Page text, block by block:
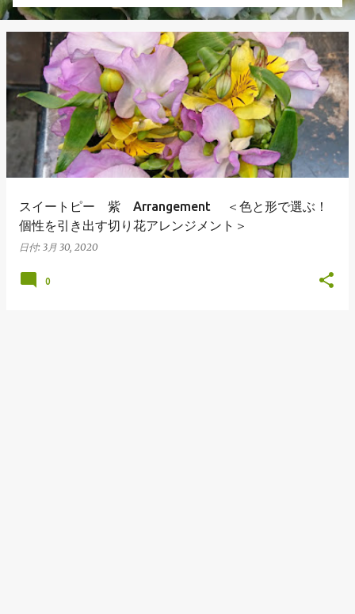
Viburnum Buprenium チューリップ サクラコマチ カーネ
ーション ガマズミ ブプレニウム Arrangement Oriental-
Hybrids Lithianus Anthrum Buprenium Japanese
andromeda Alchemilla オリエンタルユリ（シベリア） リ
シアンサス アンスリューム ブプレニウム アセビ アルケミラ
Arrangement Tulips Sweet pea Carnation Hypericum
Green bell Pink Jasmine Leather fan チューリップ スイト
ピー カーネーション ヒペリカム グリーンベル ハゴロモジャ
スミン レザーファン Arrangement Rose (Eve Piazze)
シンフォリカルフォス グレープアイビー Arrangement
Rose Carnation Eustoma Sankirai Hagoromo Jasmine
Geranium バラ（イヴピアチェ） カーネーション トルコキ
キョウ サンキライ ハゴロモジャスミン ゼラニューム
Arrangement Rose Ammi visnaga（Green Mist）
スイートピー 紫 Arrangement ＜色と形で選ぶ！
個性を引き出す切り花アレンジメント＞
日付: 3月 30, 2020
0